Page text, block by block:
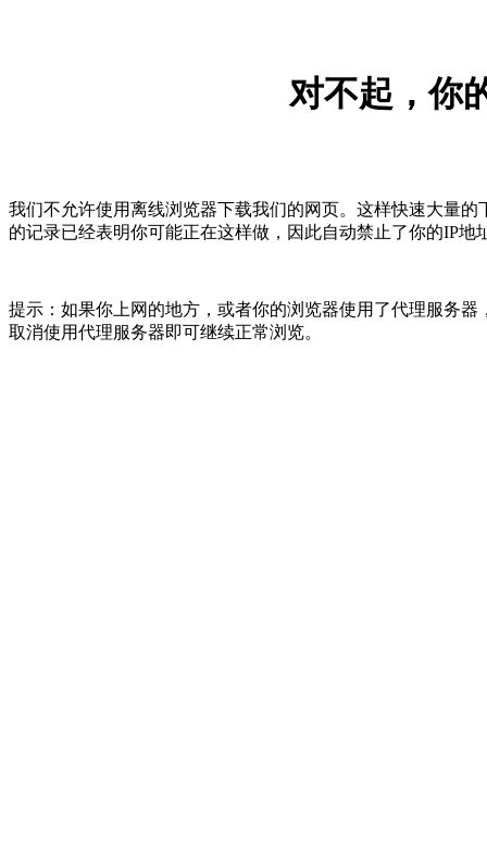
对不起，你
我们不允许使用离线浏览器下载我们的网页。这样快速大量
的记录已经表明你可能正在这样做，因此自动禁止了你的IP
提示：如果你上网的地方，或者你的浏览器使用了代理服务
取消使用代理服务器即可继续正常浏览。